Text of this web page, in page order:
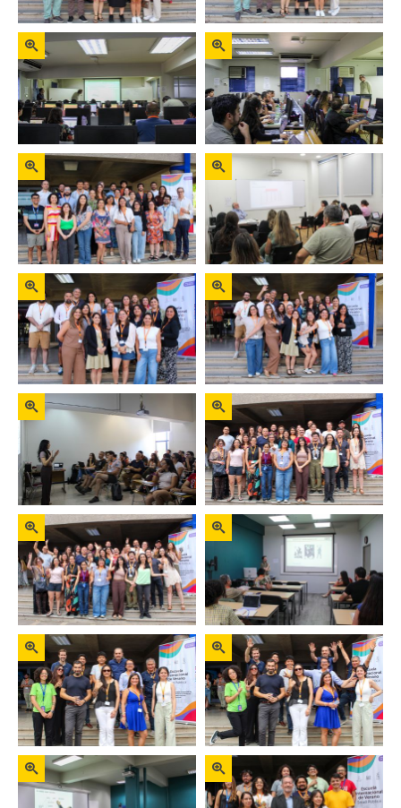
Zoom Zoom
Zoom Zoom
Zoom Zoom
Zoom Zoom
Zoom Zoom
Zoom Zoom
Zoom Zoom